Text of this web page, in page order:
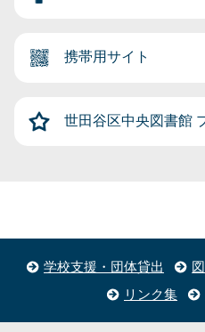
携帯用サイト
世田谷区中央図書館
学校支援・団体貸出
リンク集